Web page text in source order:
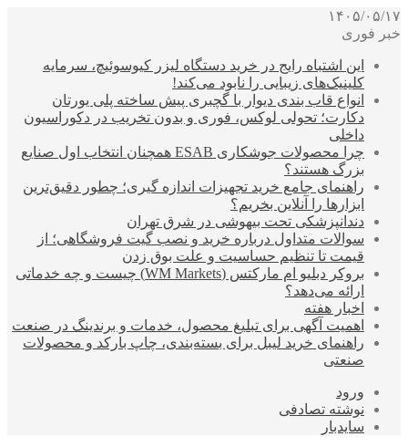
۱۴۰۵/۰۵/۱۷
خبر فوری
این اشتباه رایج در خرید دستگاه لیزر کیوسوئیچ، سرمایه
کلینیک‌های زیبایی را نابود می‌کند!
انواع قاب بندی دیوار با گچبری پیش ساخته پلی یورتان
دکارت؛ تحولی لوکس، فوری و بدون تخریب در دکوراسیون
داخلی
چرا محصولات جوشکاری ESAB همچنان انتخاب اول صنایع
بزرگ هستند؟
راهنمای جامع خرید تجهیزات اندازه گیری؛ چطور دقیق‌ترین
ابزارها را آنلاین بخریم؟
دندانپزشکی تحت بیهوشی در شرق تهران
سوالات متداول درباره خرید و نصب گیت فروشگاهی؛ از
قیمت تا تنظیم حساسیت و علت بوق زدن
بروکر دبلیو ام مارکتس (WM Markets) چیست و چه خدماتی
ارائه می‌دهد؟
اخبار هفته
اهمیت آگهی برای تبلیغ محصول، خدمات و برندینگ در صنعت
راهنمای خرید لیبل برای بسته‌بندی، چاپ بارکد و محصولات
صنعتی
ورود
نوشته تصادفی
سایدبار